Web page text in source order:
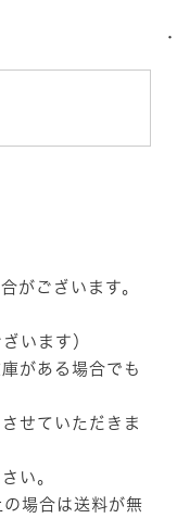
がございます。
います）
がある場合でも
せていただきま
い。
場合は送料が無